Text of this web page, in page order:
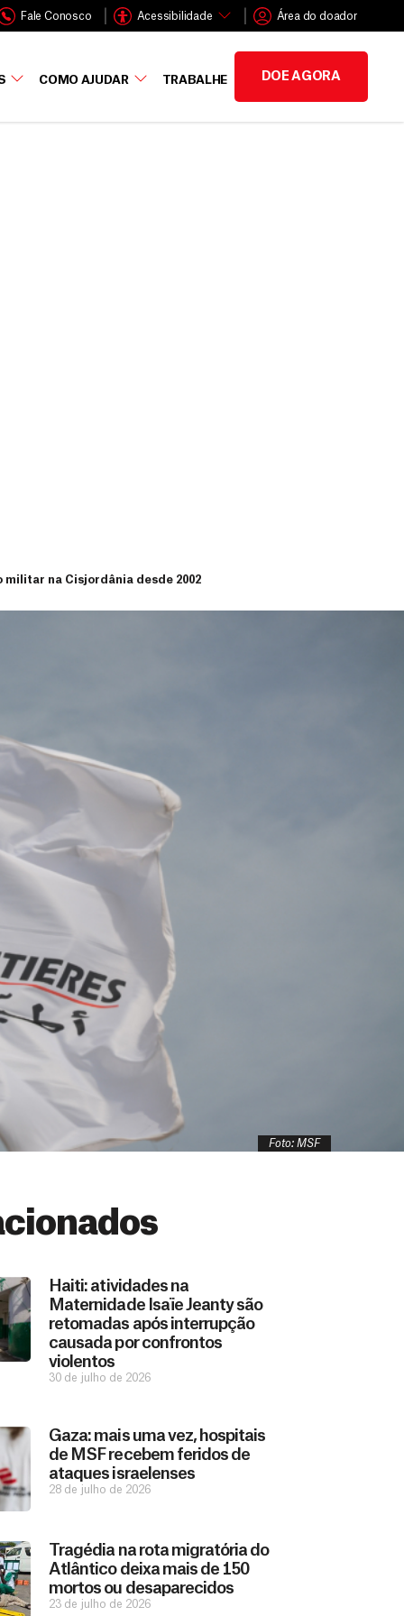
Fale Conosco Acessibilidade Área do doador
COMO AJUDAR TRABALHE DOE AGORA
militar na Cisjordânia desde 2002
Foto: MSF
Haiti: atividades na
Maternidade Isaïe Jeanty são
retomadas após interrupção
causada por confrontos
violentos
30 de julho de 2026
Gaza: mais uma vez, hospitais
de MSF recebem feridos de
ataques israelenses
28 de julho de 2026
Tragédia na rota migratória do
Atlântico deixa mais de 150
mortos ou desaparecidos
23 de julho de 2026